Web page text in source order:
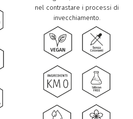
nel contrastare i processi di
invecchiamento.